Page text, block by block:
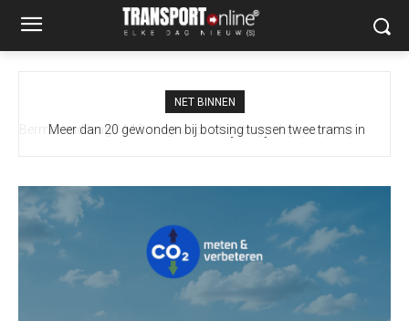
NET BINNEN
Meer dan 20 gewonden bij botsing tussen twee trams in